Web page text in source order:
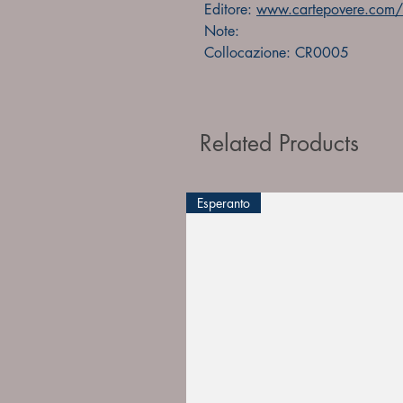
Editore:
Note:
Collocazione: CR0005
Related Products
Esperanto